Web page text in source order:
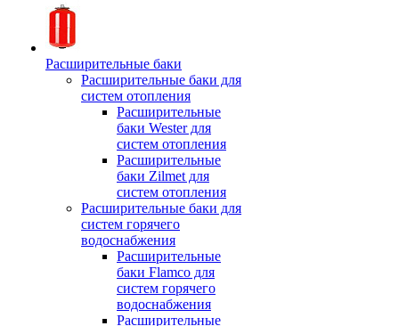
Расширительные баки
Расширительные баки для
систем отопления
Расширительные
баки Wester для
систем отопления
Расширительные
баки Zilmet для
систем отопления
Расширительные баки для
систем горячего
водоснабжения
Расширительные
баки Flamco для
систем горячего
водоснабжения
Расширительные